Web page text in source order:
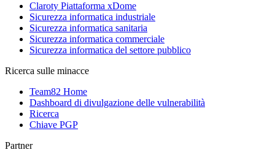
Claroty Piattaforma xDome
Sicurezza informatica industriale
Sicurezza informatica sanitaria
Sicurezza informatica commerciale
Sicurezza informatica del settore pubblico
Ricerca sulle minacce
Team82 Home
Dashboard di divulgazione delle vulnerabilità
Ricerca
Chiave PGP
Partner